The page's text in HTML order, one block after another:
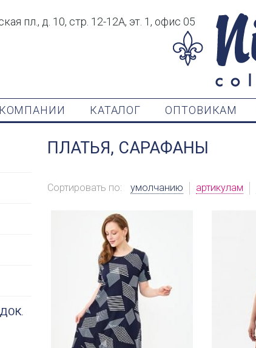
пл., д. 10, стр. 12-12А, эт. 1, офис 05
КАТАЛОГ ОПТОВИКАМ
ПЛАТЬЯ, САРАФАНЫ
Сортировать по: умолчанию артикулам